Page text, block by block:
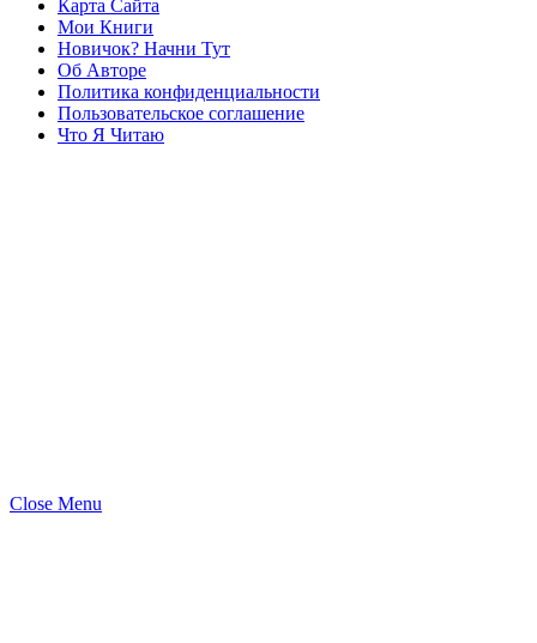
Карта Сайта
Мои Книги
Новичок? Начни Тут
Об Авторе
Политика конфиденциальности
Пользовательское соглашение
Что Я Читаю
Close Menu